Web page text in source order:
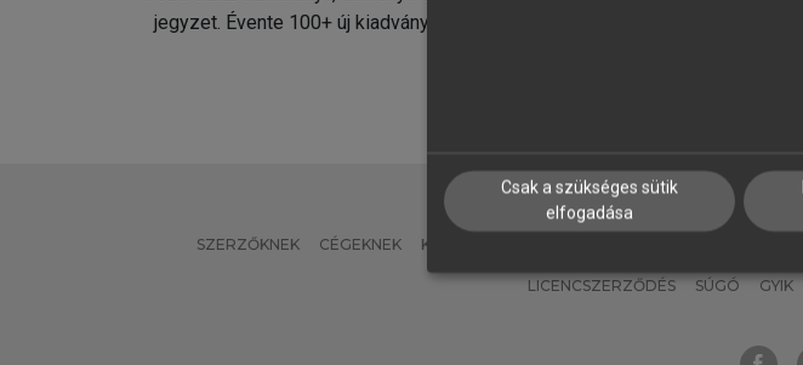
jegyzet. Évente 100+ új kiadvány.
SZERZŐKNEK CÉGEKNEK KÖNYVTÁROSOKNAK
LICENCSZERZŐDÉS SÚGÓ GYIK
Csak a szükséges sütik
elfogadása